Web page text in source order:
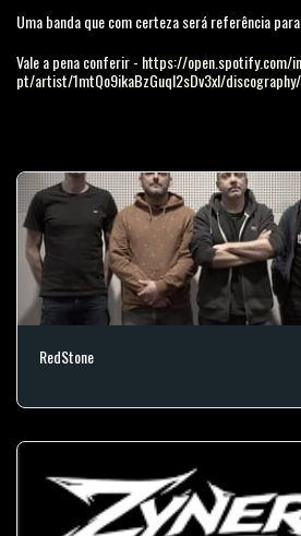
Uma banda que com certeza será referência para
Vale a pena conferir - https://open.spotify.com/
pt/artist/1mtQo9ikaBzGuql2sDv3xl/
RedStone